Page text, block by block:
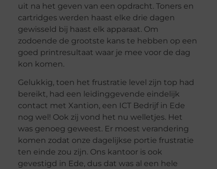
uit na het geven van een opdracht. Toners en
cartridges werden haast elke drie dagen
gewisseld bij haast elk apparaat. Om
zodoende de grootste kans te hebben op een
goed printresultaat waar je mee voor de dag
kon komen.
Gelukkig, toen het frustratie level zijn top had
bereikt, had een leidinggevende eindelijk
contact met Xantion, een ICT Bedrijf in Ede
nog wel! Ook zij vond het nu welletjes. Het
was genoeg geweest. Er moest verandering
komen zodat onze dagelijkse portie frustratie
ten einde zou zijn. Ons kantoor is ook
gevestigd in Ede, dus dat was al een hele